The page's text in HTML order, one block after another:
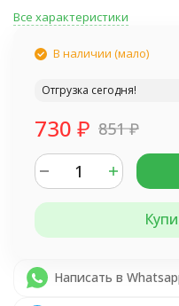
Все характеристики
В наличии (мало)
Отгрузка сегодня!
730 ₽ 851₽
Написать в